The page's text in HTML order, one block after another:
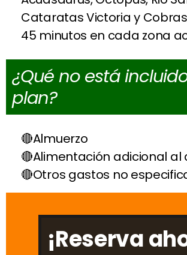
Cataratas Victoria y
45 minutos en cada zona
¿Qué no está
plan?
Almuerzo
Alimentación adicional al
Otros gastos no
¡Reserva